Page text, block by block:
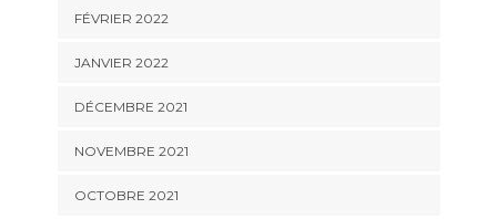
FÉVRIER 2022
JANVIER 2022
DÉCEMBRE 2021
NOVEMBRE 2021
OCTOBRE 2021